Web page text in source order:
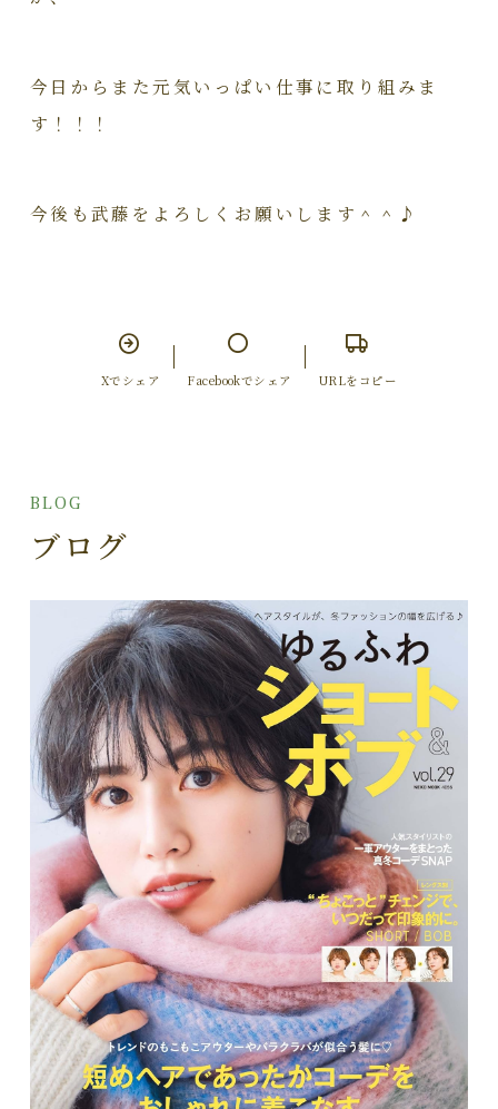
今日からまた元気いっぱい仕事に取り組みま
す！！！
今後も武藤をよろしくお願いします＾＾♪
Xでシェア Facebookでシェア URLをコピー
BLOG
ブログ